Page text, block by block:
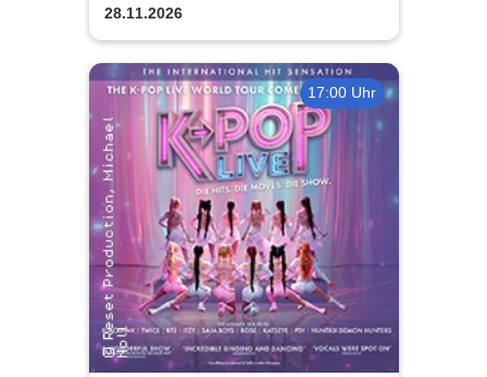
28.11.2026
17:00 Uhr